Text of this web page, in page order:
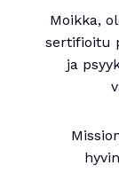
Moikka,
sertifioitu
ja